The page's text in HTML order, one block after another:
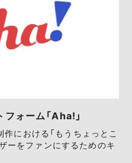
ォーム「Aha!」
作における「もうちょっとこ
ーをファンにするためのキ